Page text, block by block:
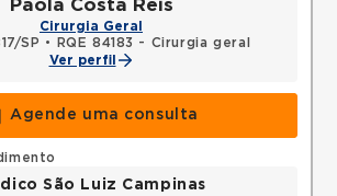
Paola Costa Reis
Cirurgia Geral
SP •
RQE 84183 - Cirurgia geral
Ver perfil
Agende uma consulta
São Luiz Campinas